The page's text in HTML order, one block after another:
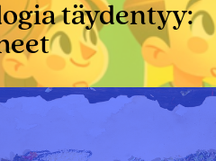
täydentyy: